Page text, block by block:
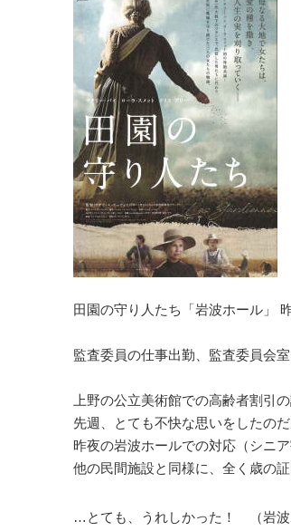
田園の守り人たち「岩波ホール」
監査委員の仕事出勤、監査委員会
上野の公立美術館での高齢者割引
先週、とても不快な思いをしたの
昨夜の岩波ホールでの対応（シニ
他の民間施設と同様に、全く歳の
…とても、うれしかった ！ （岩波